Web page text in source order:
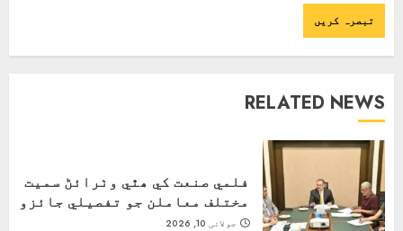
RELATED NEWS
فلمي صنعت کي ھٿي وٺرائڻ سميت
مختلف معاملن جو تفصيلي جائزو
جولائی 10, 2026